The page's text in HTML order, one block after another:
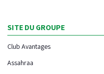
SITE DU GROUPE
Club Avantages
Assahraa